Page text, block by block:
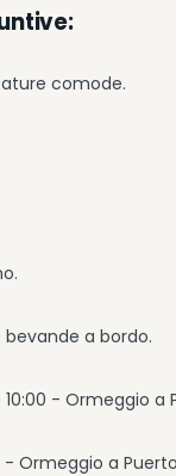
comode.
bevande a bordo.
- Ormeggio a
Ormeggio a